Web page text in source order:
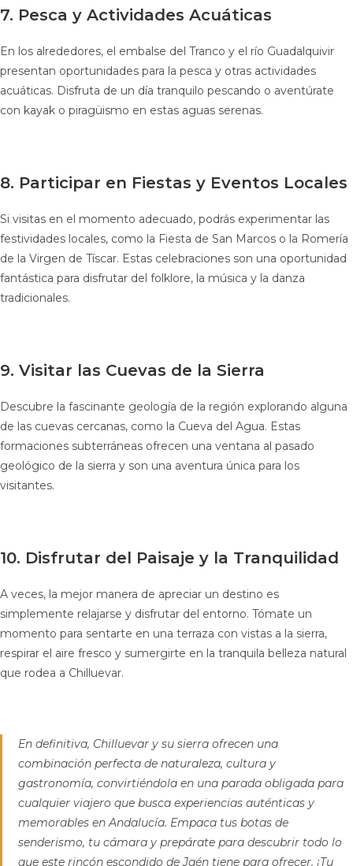
7. Pesca y Actividades Acuáticas
En los alrededores, el embalse del Tranco y el río Guadalquivir
presentan oportunidades para la pesca y otras actividades
acuáticas. Disfruta de un día tranquilo pescando o aventúrate
con kayak o piragüismo en estas aguas serenas.
8. Participar en Fiestas y Eventos Locales
Si visitas en el momento adecuado, podrás experimentar las
festividades locales, como la Fiesta de San Marcos o la Romería
de la Virgen de Tíscar. Estas celebraciones son una oportunidad
fantástica para disfrutar del folklore, la música y la danza
tradicionales.
9. Visitar las Cuevas de la Sierra
Descubre la fascinante geología de la región explorando alguna
de las cuevas cercanas, como la Cueva del Agua. Estas
formaciones subterráneas ofrecen una ventana al pasado
geológico de la sierra y son una aventura única para los
visitantes.
10. Disfrutar del Paisaje y la Tranquilidad
A veces, la mejor manera de apreciar un destino es
simplemente relajarse y disfrutar del entorno. Tómate un
momento para sentarte en una terraza con vistas a la sierra,
respirar el aire fresco y sumergirte en la tranquila belleza natural
que rodea a Chilluevar.
En definitiva, Chilluevar y su sierra ofrecen una
combinación perfecta de naturaleza, cultura y
gastronomía, convirtiéndola en una parada obligada para
cualquier viajero que busca experiencias auténticas y
memorables en Andalucía. Empaca tus botas de
senderismo, tu cámara y prepárate para descubrir todo lo
que este rincón escondido de Jaén tiene para ofrecer. ¡Tu